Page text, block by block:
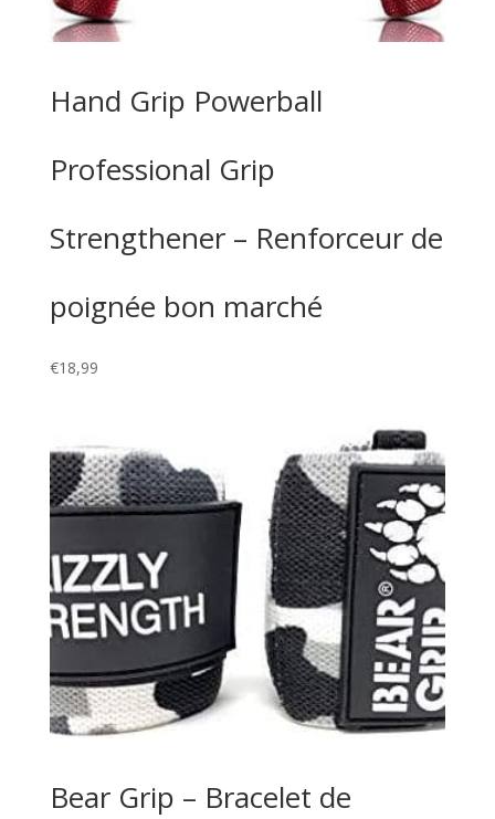
Hand Grip Powerball
Professional Grip
Strengthener – Renforceur de
poignée bon marché
€18,99
Bear Grip – Bracelet de